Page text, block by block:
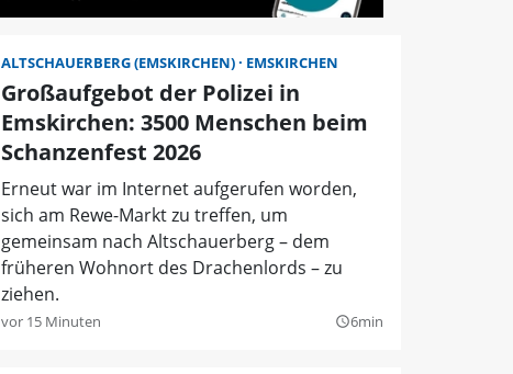
ALTSCHAUERBERG (EMSKIRCHEN) EMSKIRCHEN
Großaufgebot der Polizei in
Emskirchen: 3500 Menschen beim
Schanzenfest 2026
Erneut war im Internet aufgerufen worden,
sich am Rewe-Markt zu treffen, um
gemeinsam nach Altschauerberg – dem
früheren Wohnort des Drachenlords – zu
ziehen.
vor 15 Minuten query_builder6min